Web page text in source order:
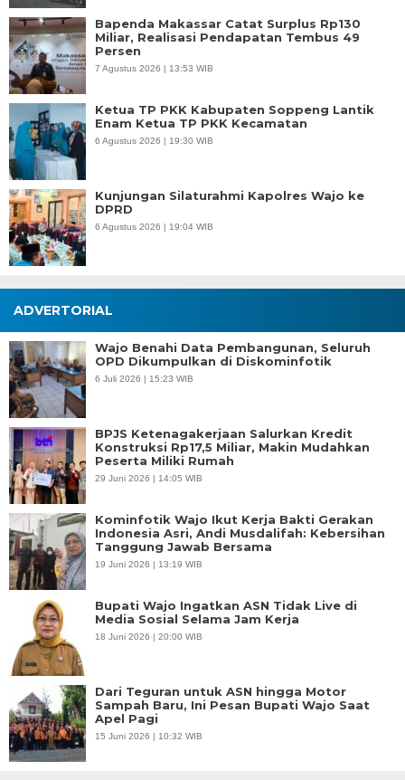
Bapenda Makassar Catat Surplus Rp130
Miliar, Realisasi Pendapatan Tembus 49
Persen
7 Agustus 2026 | 13:53 WIB
Ketua TP PKK Kabupaten Soppeng Lantik
Enam Ketua TP PKK Kecamatan
6 Agustus 2026 | 19:30 WIB
Kunjungan Silaturahmi Kapolres Wajo ke
DPRD
6 Agustus 2026 | 19:04 WIB
ADVERTORIAL
Wajo Benahi Data Pembangunan, Seluruh
OPD Dikumpulkan di Diskominfotik
6 Juli 2026 | 15:23 WIB
BPJS Ketenagakerjaan Salurkan Kredit
Konstruksi Rp17,5 Miliar, Makin Mudahkan
Peserta Miliki Rumah
29 Juni 2026 | 14:05 WIB
Kominfotik Wajo Ikut Kerja Bakti Gerakan
Indonesia Asri, Andi Musdalifah: Kebersihan
Tanggung Jawab Bersama
19 Juni 2026 | 13:19 WIB
Bupati Wajo Ingatkan ASN Tidak Live di
Media Sosial Selama Jam Kerja
18 Juni 2026 | 20:00 WIB
Dari Teguran untuk ASN hingga Motor
Sampah Baru, Ini Pesan Bupati Wajo Saat
Apel Pagi
15 Juni 2026 | 10:32 WIB